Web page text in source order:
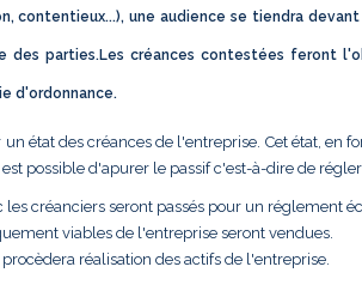
une audience se tiendra devant
des parties.Les créances contestées feront
d'ordonnance.
état des créances de l'entreprise. Cet état, en
possible d'apurer le passif c'est-à-dire de
créanciers seront passés pour un réglement
viables de l'entreprise seront vendues.
réalisation des actifs de l'entreprise.